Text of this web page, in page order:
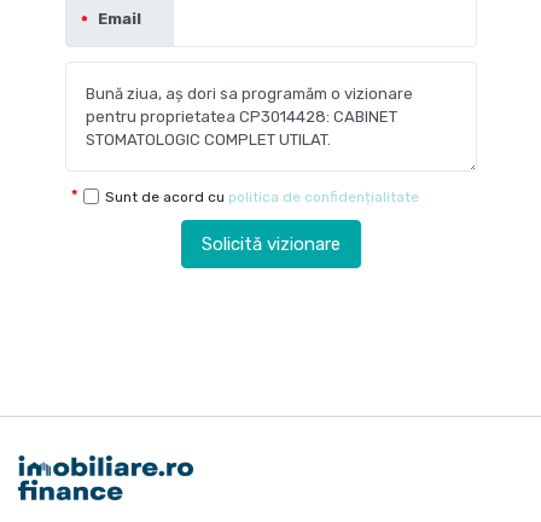
Email
Sunt de acord cu politica de confidențialitate
Solicită vizionare